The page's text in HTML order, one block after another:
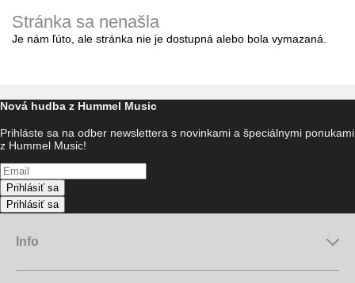
Stránka sa nenašla
Je nám ľúto, ale stránka nie je dostupná alebo bola vymazaná.
Nová hudba z Hummel Music
Prihláste sa na odber newslettera s novinkami a špeciálnymi ponukami
z Hummel Music!
Prihlásiť sa
Prihlásiť sa
Info